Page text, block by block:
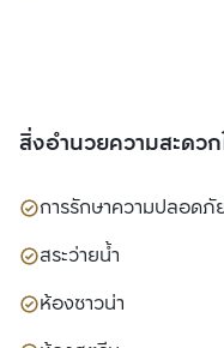
สิ่งอำนวยความสะดวก
การรักษาความปลอดภั
สระว่ายน้ำ
ห้องซาวน่า